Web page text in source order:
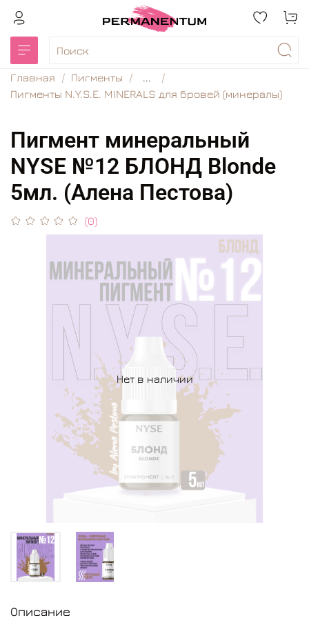
Главная Пигменты
...
Пигменты N.Y.S.E. MINERALS для бровей (минералы)
Пигмент минеральный
NYSE №12 БЛОНД Blonde
5мл. (Алена Пестова)
(0)
Нет в наличии
Описание